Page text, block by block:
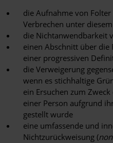
die Aufnahme von
Verbrechen unter
die Nichtanwendbarkeit
einen Abschnitt über die
einer progressiven
die Verweigerung
wenn es stichhaltige
ein Ersuchen zum
einer Person aufgrund
gestellt wurde
eine umfassende und
Nichtzurückweisung (